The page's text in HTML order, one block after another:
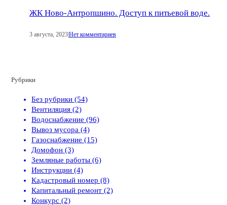
ЖК Ново-Антропшино. Доступ к питьевой воде.
3 августа, 2023|Нет комментариев
Рубрики
Без рубрики (54)
Вентиляция (2)
Водоснабжение (96)
Вывоз мусора (4)
Газоснабжение (15)
Домофон (3)
Земляные работы (6)
Инструкции (4)
Кадастровый номер (8)
Капитальный ремонт (2)
Конкурс (2)